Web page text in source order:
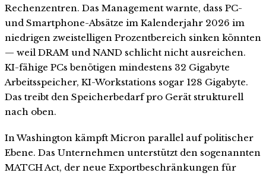
Rechenzentren. Das Management warnte, dass PC-
und Smartphone-Absätze im Kalenderjahr 2026 im
niedrigen zweistelligen Prozentbereich sinken könnten
— weil DRAM und NAND schlicht nicht ausreichen.
KI-fähige PCs benötigen mindestens 32 Gigabyte
Arbeitsspeicher, KI-Workstations sogar 128 Gigabyte.
Das treibt den Speicherbedarf pro Gerät strukturell
nach oben.
In Washington kämpft Micron parallel auf politischer
Ebene. Das Unternehmen unterstützt den sogenannten
MATCH Act, der neue Exportbeschränkungen für